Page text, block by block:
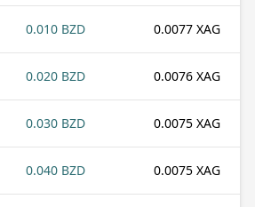
0.010 BZD 0.0077 XAG
0.020 BZD 0.0076 XAG
0.030 BZD 0.0075 XAG
0.040 BZD 0.0075 XAG